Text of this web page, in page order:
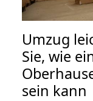
Umzug
Sie, wie
sein kann